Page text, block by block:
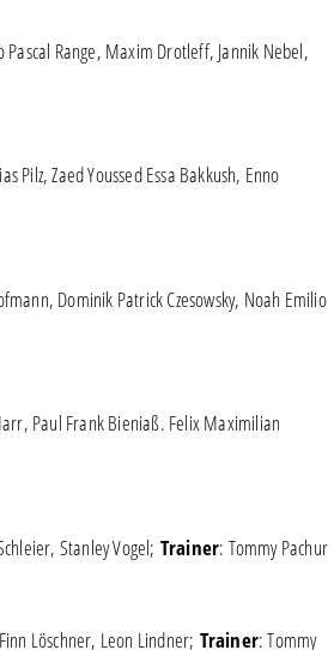
Range, Maxim Drotleff, Jannik Nebel,
Zaed Youssed Essa Bakkush, Enno
Dominik Patrick Czesowsky, Noah Emilio
Paul Frank Bieniaß. Felix Maximilian
Stanley Vogel; Trainer: Tommy Pachur
Löschner, Leon Lindner; Trainer: Tommy